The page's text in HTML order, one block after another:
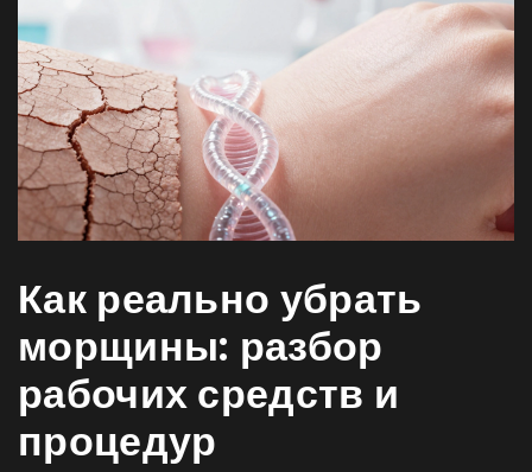
Как реально убрать
морщины: разбор
рабочих средств и
процедур